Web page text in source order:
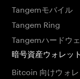
Tangemモバイル
Tangem Ring
Tangemハードウ
暗号資産ウォレット
Bitcoin 向けウォレ